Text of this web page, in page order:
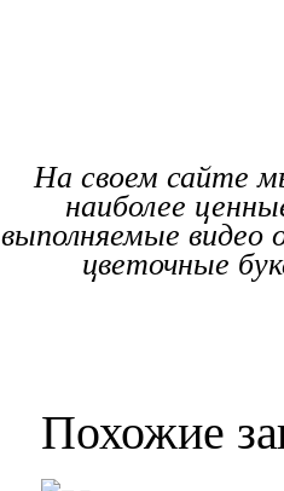
На своем сайте
наиболее
выполняемые видео
цветочные
Похожие